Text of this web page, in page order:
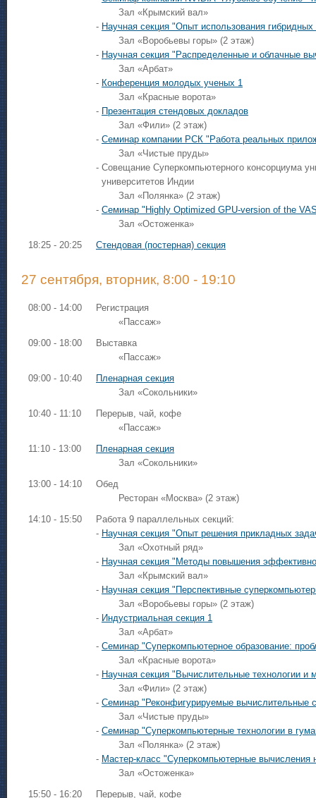
Зал «Крымский вал»
- Научная секция "Опыт использования
Зал «Воробьевы горы» (2 этаж)
- Научная секция "Распределенные и облачные
Зал «Арбат»
- Конференция молодых ученых 1
Зал «Красные ворота»
- Презентация стендовых докладов
Зал «Фили» (2 этаж)
- Семинар компании РСК "Работа реальных
Зал «Чистые пруды»
- Совещание Суперкомпьютерного консорциума
университетов Индии
Зал «Полянка» (2 этаж)
- Семинар "Highly Optimized GPU-version of the
Зал «Остоженка»
18:25 - 20:25
Стендовая (постерная) секция
27 сентября, вторник, 8:00 - 19:10
08:00 - 14:00
Регистрация
«Пассаж»
09:00 - 18:00
Выставка
«Пассаж»
09:00 - 10:40
Пленарная секция
Зал «Сокольники»
10:40 - 11:10
Перерыв, чай, кофе
«Пассаж»
11:10 - 13:00
Пленарная секция
Зал «Сокольники»
13:00 - 14:10
Обед
Ресторан «Москва» (2 этаж)
14:10 - 15:50
Работа 9 параллельных секций:
- Научная секция "Опыт решения прикладных
Зал «Охотный ряд»
- Научная секция "Методы повышения
Зал «Крымский вал»
- Научная секция "Перспективные
Зал «Воробьевы горы» (2 этаж)
- Индустриальная секция 1
Зал «Арбат»
- Семинар "Суперкомпьютерное образование:
Зал «Красные ворота»
- Научная секция "Вычислительные технологии
Зал «Фили» (2 этаж)
- Семинар "Реконфигурируемые вычислительные
Зал «Чистые пруды»
- Семинар "Суперкомпьютерные технологии в
Зал «Полянка» (2 этаж)
- Мастер-класс "Суперкомпьютерные вычисления
Зал «Остоженка»
15:50 - 16:20
Перерыв, чай, кофе